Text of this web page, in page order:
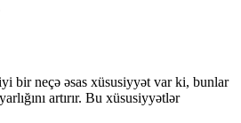
bir neçə əsas xüsusiyyət var ki, bunlar
artırır. Bu xüsusiyyətlər